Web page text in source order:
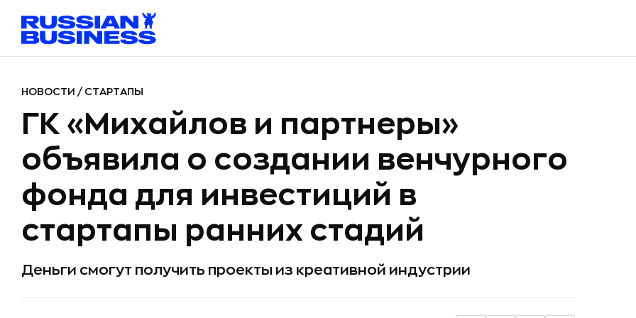
НОВОСТИ / СТАРТАПЫ
ГК «Михайлов и партнеры»
объявила о создании венчурного
фонда для инвестиций в
стартапы ранних стадий
Деньги смогут получить проекты из креативной индустрии